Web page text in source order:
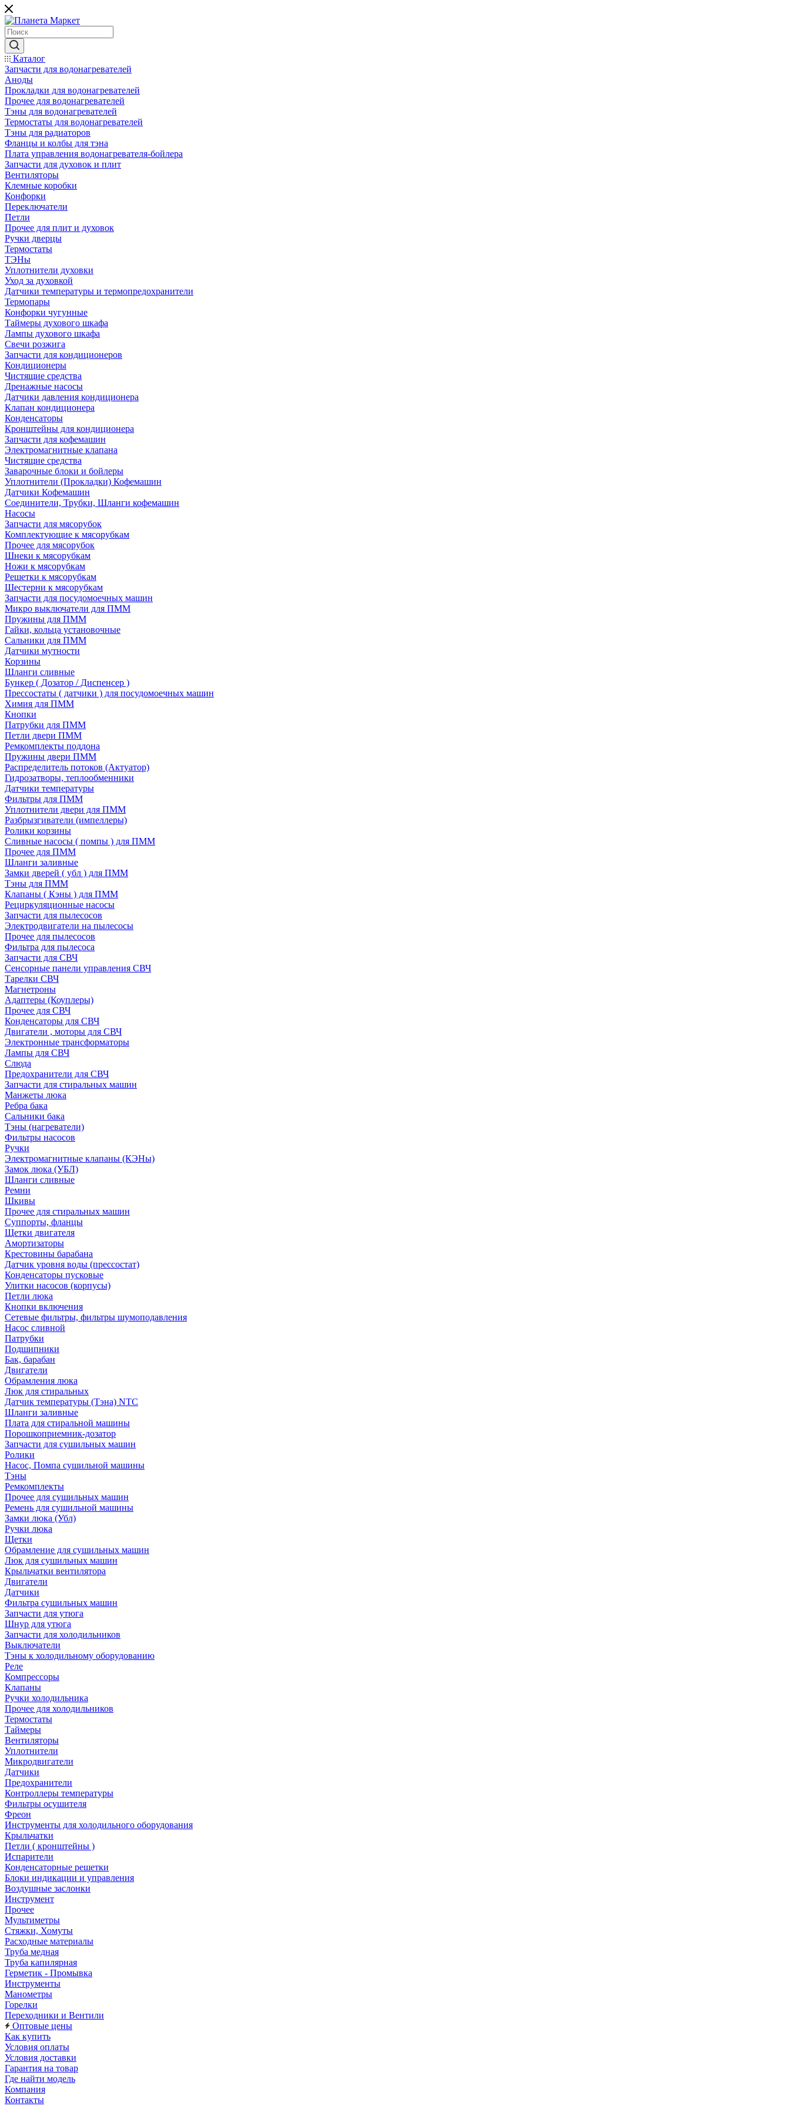
Каталог
Запчасти для водонагревателей
Аноды
Прокладки для водонагревателей
Прочее для водонагревателей
Тэны для водонагревателей
Термостаты для водонагревателей
Тэны для радиаторов
Фланцы и колбы для тэна
Плата управления водонагревателя-бойлера
Запчасти для духовок и плит
Вентиляторы
Клемные коробки
Конфорки
Переключатели
Петли
Прочее для плит и духовок
Ручки дверцы
Термостаты
ТЭНы
Уплотнители духовки
Уход за духовкой
Датчики температуры и термопредохранители
Термопары
Конфорки чугунные
Таймеры духового шкафа
Лампы духового шкафа
Свечи розжига
Запчасти для кондиционеров
Кондиционеры
Чистящие средства
Дренажные насосы
Датчики давления кондиционера
Клапан кондиционера
Конденсаторы
Кронштейны для кондиционера
Запчасти для кофемашин
Электромагнитные клапана
Чистящие средства
Заварочные блоки и бойлеры
Уплотнители (Прокладки) Кофемашин
Датчики Кофемашин
Соединители, Трубки, Шланги кофемашин
Насосы
Запчасти для мясорубок
Комплектующие к мясорубкам
Прочее для мясорубок
Шнеки к мясорубкам
Ножи к мясорубкам
Решетки к мясорубкам
Шестерни к мясорубкам
Запчасти для посудомоечных машин
Микро выключатели для ПММ
Пружины для ПММ
Гайки, кольца установочные
Сальники для ПММ
Датчики мутности
Корзины
Шланги сливные
Бункер ( Дозатор / Диспенсер )
Прессостаты ( датчики ) для посудомоечных машин
Химия для ПММ
Кнопки
Патрубки для ПММ
Петли двери ПММ
Ремкомплекты поддона
Пружины двери ПММ
Распределитель потоков (Актуатор)
Гидрозатворы, теплообменники
Датчики температуры
Фильтры для ПММ
Уплотнители двери для ПММ
Разбрызгиватели (импеллеры)
Ролики корзины
Сливные насосы ( помпы ) для ПММ
Прочее для ПММ
Шланги заливные
Замки дверей ( убл ) для ПММ
Тэны для ПММ
Клапаны ( Кэны ) для ПММ
Рециркуляционные насосы
Запчасти для пылесосов
Электродвигатели на пылесосы
Прочее для пылесосов
Фильтра для пылесоса
Запчасти для СВЧ
Сенсорные панели управления СВЧ
Тарелки СВЧ
Магнетроны
Адаптеры (Коуплеры)
Прочее для СВЧ
Конденсаторы для СВЧ
Двигатели , моторы для СВЧ
Электронные трансформаторы
Лампы для СВЧ
Слюда
Предохранители для СВЧ
Запчасти для стиральных машин
Манжеты люка
Ребра бака
Сальники бака
Тэны (нагреватели)
Фильтры насосов
Ручки
Электромагнитные клапаны (КЭНы)
Замок люка (УБЛ)
Шланги сливные
Ремни
Шкивы
Прочее для стиральных машин
Суппорты, фланцы
Щетки двигателя
Амортизаторы
Крестовины барабана
Датчик уровня воды (прессостат)
Конденсаторы пусковые
Улитки насосов (корпусы)
Петли люка
Кнопки включения
Сетевые фильтры, фильтры шумоподавления
Насос сливной
Патрубки
Подшипники
Бак, барабан
Двигатели
Обрамления люка
Люк для стиральных
Датчик температуры (Тэна) NTC
Шланги заливные
Плата для стиральной машины
Порошкоприемник-дозатор
Запчасти для сушильных машин
Ролики
Насос, Помпа сушильной машины
Тэны
Ремкомплекты
Прочее для сушильных машин
Ремень для сушильной машины
Замки люка (Убл)
Ручки люка
Щетки
Обрамление для сушильных машин
Люк для сушильных машин
Крыльчатки вентилятора
Двигатели
Датчики
Фильтра сушильных машин
Запчасти для утюга
Шнур для утюга
Запчасти для холодильников
Выключатели
Тэны к холодильному оборудованию
Реле
Компрессоры
Клапаны
Ручки холодильника
Прочее для холодильников
Термостаты
Таймеры
Вентиляторы
Уплотнители
Микродвигатели
Датчики
Предохранители
Контроллеры температуры
Фильтры осушителя
Фреон
Инструменты для холодильного оборудования
Крыльчатки
Петли ( кронштейны )
Испарители
Конденсаторные решетки
Блоки индикации и управления
Воздушные заслонки
Инструмент
Прочее
Мультиметры
Стяжки, Хомуты
Расходные материалы
Труба медная
Труба капилярная
Герметик - Промывка
Инструменты
Манометры
Горелки
Переходники и Вентили
Оптовые цены
Как купить
Условия оплаты
Условия доставки
Гарантия на товар
Где найти модель
Компания
Контакты